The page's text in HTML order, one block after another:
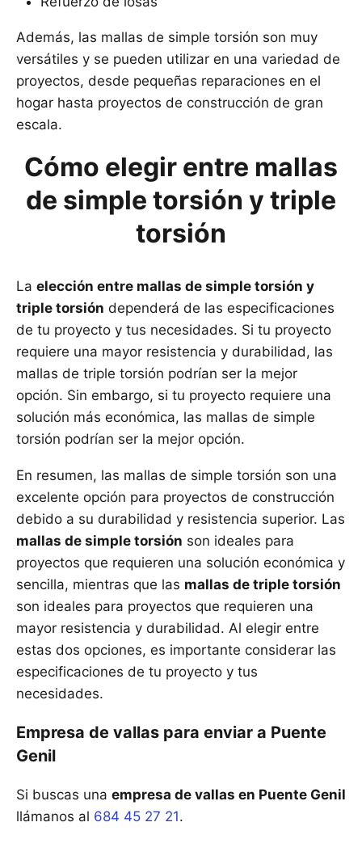
Además, las mallas de simple torsión son muy
versátiles y se pueden utilizar en una variedad de
proyectos, desde pequeñas reparaciones en el
hogar hasta proyectos de construcción de gran
escala.
Cómo elegir entre mallas
de simple torsión y triple
torsión
La elección entre mallas de simple torsión y
triple torsión dependerá de las especificaciones
de tu proyecto y tus necesidades. Si tu proyecto
requiere una mayor resistencia y durabilidad, las
mallas de triple torsión podrían ser la mejor
opción. Sin embargo, si tu proyecto requiere una
solución más económica, las mallas de simple
torsión podrían ser la mejor opción.
En resumen, las mallas de simple torsión son una
excelente opción para proyectos de construcción
debido a su durabilidad y resistencia superior. Las
mallas de simple torsión son ideales para
proyectos que requieren una solución económica y
sencilla, mientras que las mallas de triple torsión
son ideales para proyectos que requieren una
mayor resistencia y durabilidad. Al elegir entre
estas dos opciones, es importante considerar las
especificaciones de tu proyecto y tus
necesidades.
Empresa de vallas para enviar a Puente
Genil
Si buscas una empresa de vallas en Puente Genil
llámanos al 684 45 27 21.